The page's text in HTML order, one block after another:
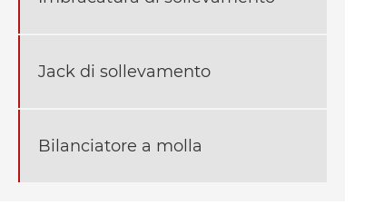
Jack di sollevamento
Bilanciatore a molla